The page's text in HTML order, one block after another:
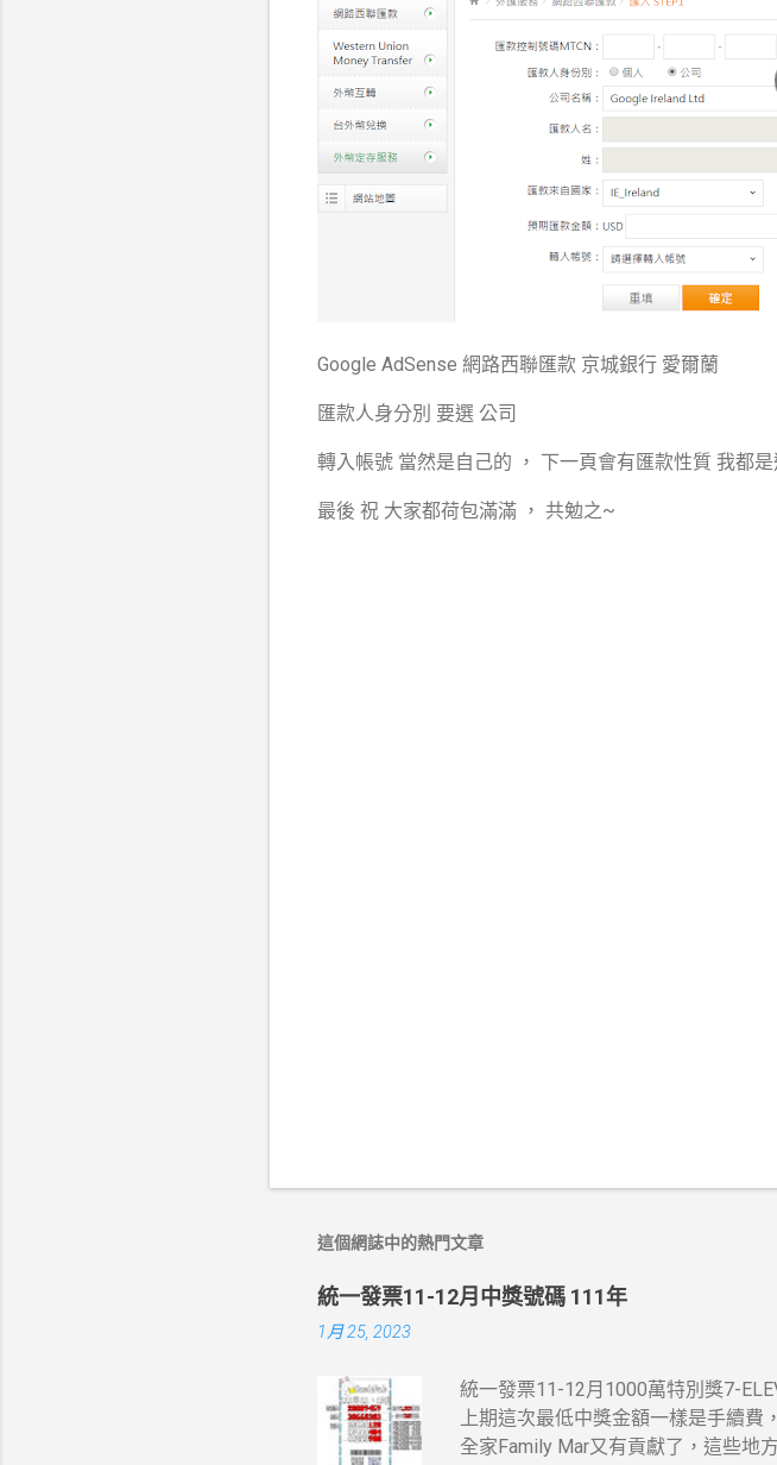
Google AdSense 網路西聯匯款 京城銀行 愛爾蘭
匯款人身分別 要選 公司
轉入帳號 當然是自己的 ， 下一頁會有匯款性質 我都是
最後 祝 大家都荷包滿滿 ， 共勉之~
這個網誌中的熱門文章
統一發票11-12月中獎號碼 111年
1月 25, 2023
統一發票11-12月1000萬特別獎7-
上期這次最低中獎金額一樣是手續
全家Family Mar又有貢獻了，這些地